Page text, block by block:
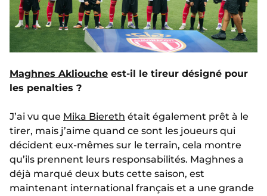
Maghnes Akliouche est-il le tireur désigné pour
les penalties ?
J’ai vu que Mika Biereth était également prêt à le
tirer, mais j’aime quand ce sont les joueurs qui
décident eux-mêmes sur le terrain, cela montre
qu’ils prennent leurs responsabilités. Maghnes a
déjà marqué deux buts cette saison, est
maintenant international français et a une grande